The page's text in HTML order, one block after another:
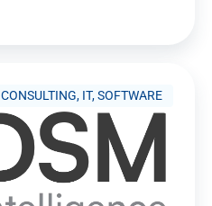
CONSULTING, IT, SOFTWARE